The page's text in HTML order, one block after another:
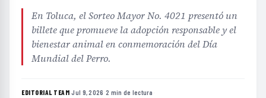
En Toluca, el Sorteo Mayor No. 4021 presentó un
billete que promueve la adopción responsable y el
bienestar animal en conmemoración del Día
Mundial del Perro.
EDITORIAL TEAM·Jul 9, 2026 ·2 min de lectura ·